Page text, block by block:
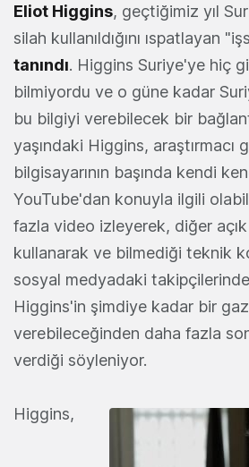
Eliot Higgins, geçtiğimiz yıl
silah kullanıldığını ıspatlayan
tanındı. Higgins Suriye'ye hiç
bilmiyordu ve o güne kadar
bu bilgiyi verebilecek bir
yaşındaki Higgins, araştırmacı
bilgisayarının başında kendi
YouTube'dan konuyla ilgili
fazla video izleyerek, diğer açık
kullanarak ve bilmediği teknik
sosyal medyadaki
Higgins'in şimdiye kadar bir
verebileceğinden daha fazla
verdiği söyleniyor.
Higgins,